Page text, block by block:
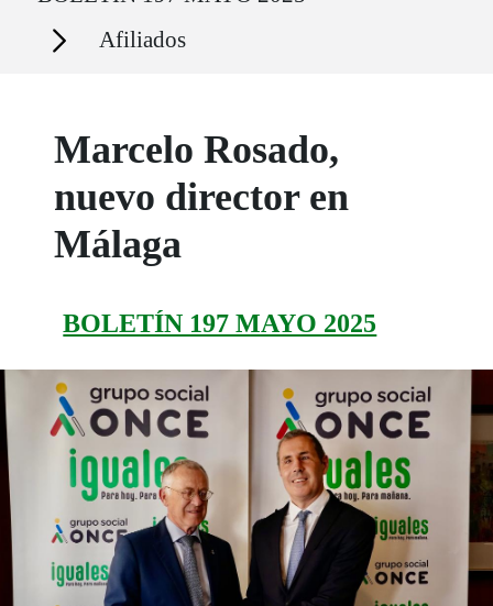
Secciones Afiliados
Marcelo Rosado,
nuevo director en
Málaga
BOLETÍN 197 MAYO 2025